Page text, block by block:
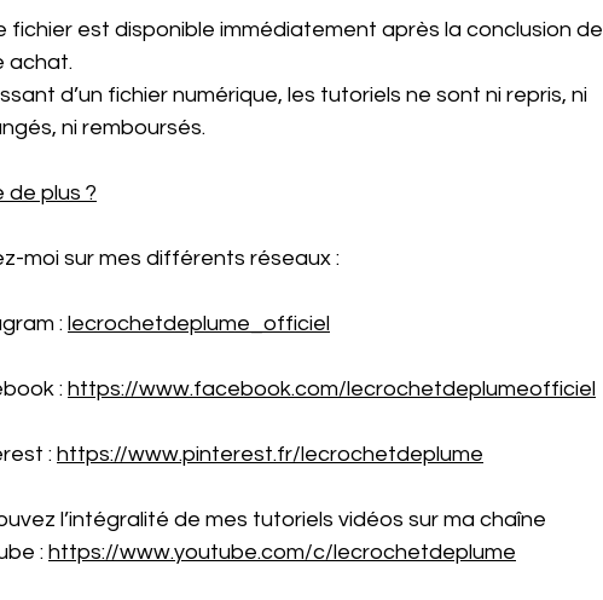
fichier est disponible immédiatement après la conclusion de
achat.
d’un fichier numérique, les tutoriels ne sont ni repris, ni
ni remboursés.
de plus ?
moi sur mes différents réseaux :
: lecrochetdeplume_officiel
: https://www.facebook.com/lecrochetdeplumeofficiel
: https://www.pinterest.fr/lecrochetdeplume
l’intégralité de mes tutoriels vidéos sur ma chaîne
: https://www.youtube.com/c/lecrochetdeplume